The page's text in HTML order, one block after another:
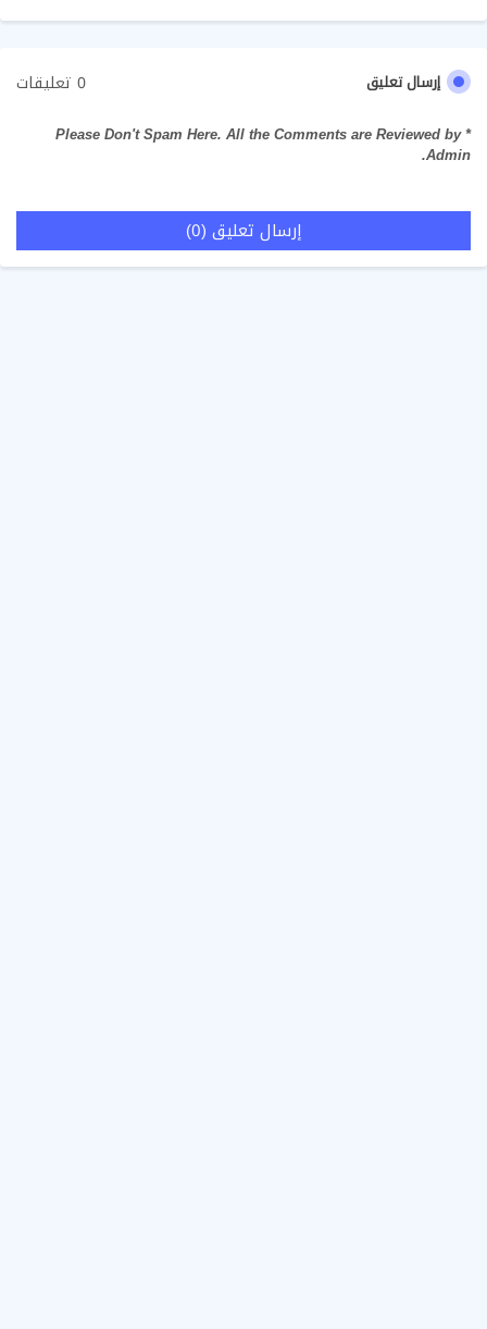
إرسال تعليق 0 تعليقات
* Please Don't Spam Here. All the Comments are Reviewed by
Admin.
إرسال تعليق (0)